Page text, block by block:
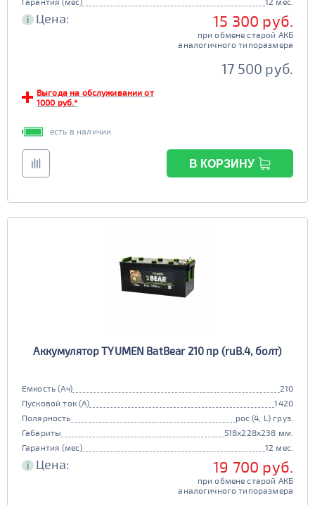
i Цена: 15 300 руб.
при обмене старой АКБ
аналогичного типоразмера
17 500 руб.
Выгода на обслуживании от
1000 руб.*
есть в наличии
В КОРЗИНУ
Аккумулятор TYUMEN BatBear 210 пр (ruB.4, болт)
Емкость (Ач)
210
Пусковой ток (А)
1420
Полярность
рос (4, L) груз.
Габариты
518x228x238 мм.
Гарантия (мес)
12 мес.
i Цена: 19 700 руб.
при обмене старой АКБ
аналогичного типоразмера